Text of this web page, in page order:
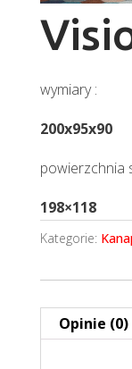
wymiary :
200x95x90
powierzchnia
198×118
Kategorie:
Opinie (0)